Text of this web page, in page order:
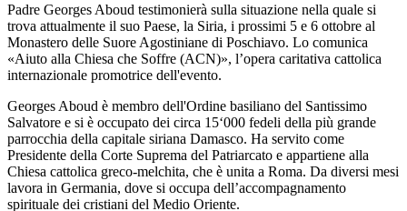
Padre Georges Aboud testimonierà sulla situazione nella quale si
trova attualmente il suo Paese, la Siria, i prossimi 5 e 6 ottobre al
Monastero delle Suore Agostiniane di Poschiavo. Lo comunica
«Aiuto alla Chiesa che Soffre (ACN)», l’opera caritativa cattolica
internazionale promotrice dell'evento.
Georges Aboud è membro dell'Ordine basiliano del Santissimo
Salvatore e si è occupato dei circa 15‘000 fedeli della più grande
parrocchia della capitale siriana Damasco. Ha servito come
Presidente della Corte Suprema del Patriarcato e appartiene alla
Chiesa cattolica greco-melchita, che è unita a Roma. Da diversi mesi
lavora in Germania, dove si occupa dell’accompagnamento
spirituale dei cristiani del Medio Oriente.